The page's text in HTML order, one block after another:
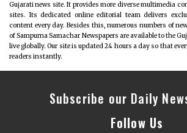
Gujarati news site. It provides more diverse multimedia
sites. Its dedicated online editorial team delivers
content every day. Besides this, numerous numbers of
of Sampurna Samachar Newspapers are available to the
live globally. Our site is updated 24 hours a day so that
readers instantly.
Subscribe our Daily
Follow Us